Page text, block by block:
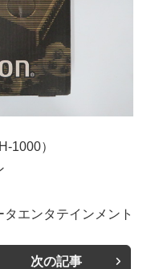
1000）
エンタテインメント
次の記事